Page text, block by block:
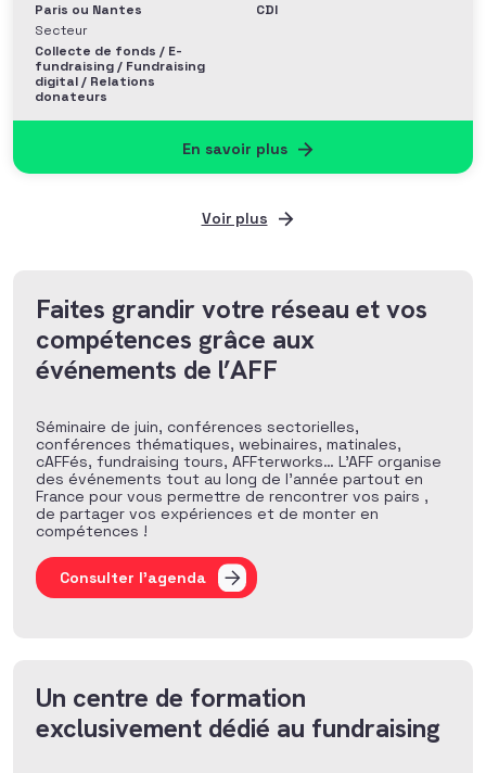
Paris ou Nantes
Secteur
Collecte de fonds / E-
fundraising / Fundraising
digital / Relations
donateurs
CDI
En savoir plus
Voir plus
Faites grandir votre réseau et vos
compétences grâce aux
événements de l’AFF
Séminaire de juin, conférences sectorielles,
conférences thématiques, webinaires, matinales,
cAFFés, fundraising tours, AFFterworks… L’AFF organise
des événements tout au long de l’année partout en
France pour vous permettre de rencontrer vos pairs ,
de partager vos expériences et de monter en
compétences !
Consulter l'agenda
Un centre de formation
exclusivement dédié au fundraising